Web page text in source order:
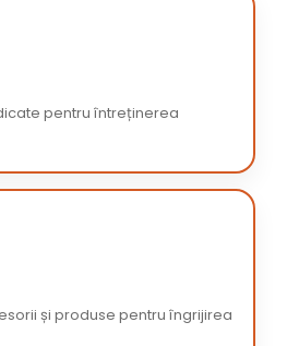
pentru întreținerea
și produse pentru îngrijirea